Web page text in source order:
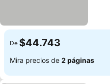
De $44.743
Mira precios de 2 páginas